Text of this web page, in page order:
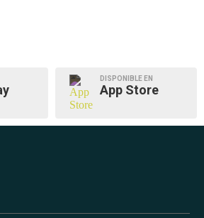
DISPONIBLE EN
App Store